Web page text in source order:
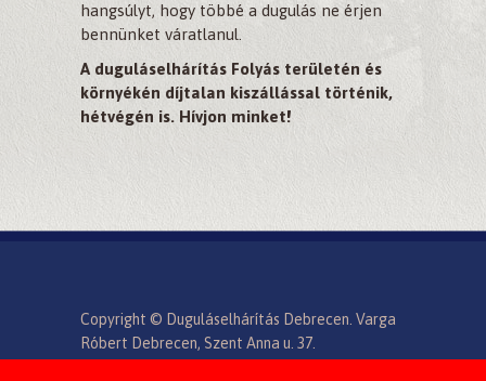
hangsúlyt, hogy többé a dugulás ne érjen
bennünket váratlanul.
A duguláselhárítás Folyás területén és
környékén díjtalan kiszállással történik,
hétvégén is. Hívjon minket!
Copyright © Duguláselhárítás Debrecen. Varga
Róbert Debrecen, Szent Anna u. 37.